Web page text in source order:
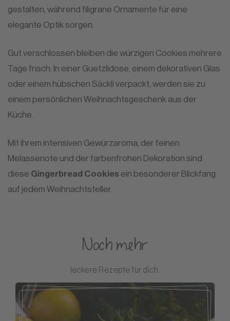
gestalten, während filigrane Ornamente für eine
elegante Optik sorgen.
Gut verschlossen bleiben die würzigen Cookies mehrere
Tage frisch. In einer Guetzlidose, einem dekorativen Glas
oder einem hübschen Säckli verpackt, werden sie zu
einem persönlichen Weihnachtsgeschenk aus der
Küche.
Mit ihrem intensiven Gewürzaroma, der feinen
Melassenote und der farbenfrohen Dekoration sind
diese Gingerbread Cookies ein besonderer Blickfang
auf jedem Weihnachtsteller.
Noch mehr
leckere Rezepte für dich.